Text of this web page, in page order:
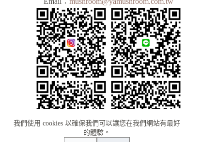
我們使用 cookies 以確保我們可以讓您在我們網站有最好
的體驗。